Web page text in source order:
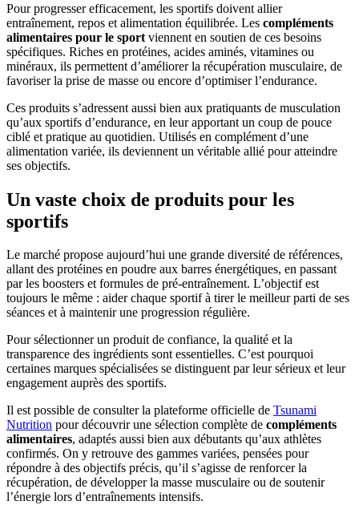
Pour progresser efficacement, les sportifs doivent allier
entraînement, repos et alimentation équilibrée. Les compléments
alimentaires pour le sport viennent en soutien de ces besoins
spécifiques. Riches en protéines, acides aminés, vitamines ou
minéraux, ils permettent d’améliorer la récupération musculaire, de
favoriser la prise de masse ou encore d’optimiser l’endurance.
Ces produits s’adressent aussi bien aux pratiquants de musculation
qu’aux sportifs d’endurance, en leur apportant un coup de pouce
ciblé et pratique au quotidien. Utilisés en complément d’une
alimentation variée, ils deviennent un véritable allié pour atteindre
ses objectifs.
Un vaste choix de produits pour les
sportifs
Le marché propose aujourd’hui une grande diversité de références,
allant des protéines en poudre aux barres énergétiques, en passant
par les boosters et formules de pré-entraînement. L’objectif est
toujours le même : aider chaque sportif à tirer le meilleur parti de ses
séances et à maintenir une progression régulière.
Pour sélectionner un produit de confiance, la qualité et la
transparence des ingrédients sont essentielles. C’est pourquoi
certaines marques spécialisées se distinguent par leur sérieux et leur
engagement auprès des sportifs.
Il est possible de consulter la plateforme officielle de Tsunami
Nutrition pour découvrir une sélection complète de compléments
alimentaires, adaptés aussi bien aux débutants qu’aux athlètes
confirmés. On y retrouve des gammes variées, pensées pour
répondre à des objectifs précis, qu’il s’agisse de renforcer la
récupération, de développer la masse musculaire ou de soutenir
l’énergie lors d’entraînements intensifs.